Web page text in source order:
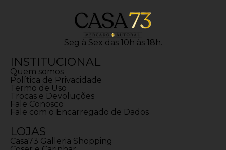
Seg à Sex das 10h às 18h.
INSTITUCIONAL
Quem somos
Política de Privacidade
Termo de Uso
Trocas e Devoluções
Fale Conosco
Fale com o Encarregado de Dados
LOJAS
Casa73 Galleria Shopping